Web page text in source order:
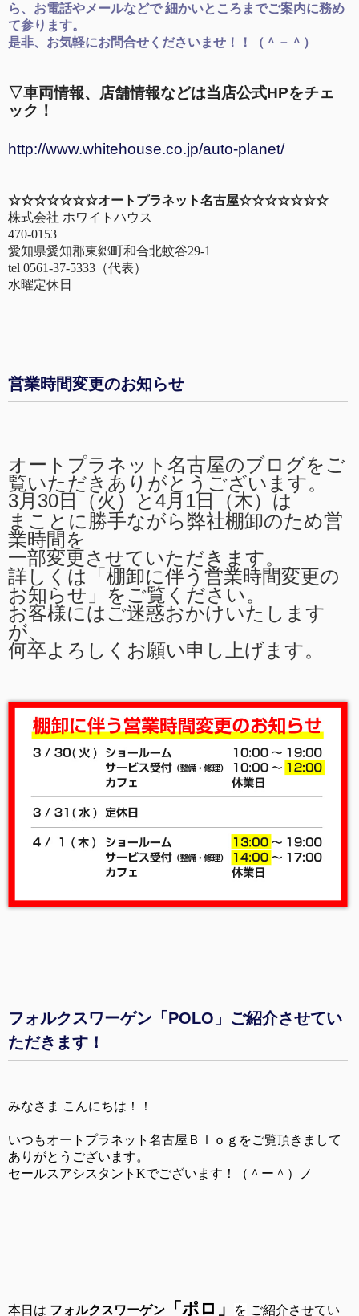
ら、お電話やメールなどで 細かいところまでご案内に務め
て参ります。
是非、お気軽にお問合せくださいませ！！（＾－＾）
▽車両情報、店舗情報などは当店公式HPをチェ
ック！
http://www.whitehouse.co.jp/auto-planet/
☆☆☆☆☆☆☆オートプラネット名古屋☆☆☆☆☆☆☆
株式会社 ホワイトハウス
470-0153
愛知県愛知郡東郷町和合北蚊谷29-1
tel 0561-37-5333（代表）
水曜定休日
営業時間変更のお知らせ
オートプラネット名古屋のブログをご
覧いただきありがとうございます。
3月30日（火）と4月1日（木）は
まことに勝手ながら弊社棚卸のため営
業時間を
一部変更させていただきます。
詳しくは「棚卸に伴う営業時間変更の
お知らせ」をご覧ください。
お客様にはご迷惑おかけいたします
が、
何卒よろしくお願い申し上げます。
フォルクスワーゲン「POLO」ご紹介させてい
ただきます！
みなさま こんにちは！！
いつもオートプラネット名古屋Ｂｌｏｇをご覧頂きまして
ありがとうございます。
セールスアシスタントKでございます！（＾ー＾）ノ
本日は フォルクスワーゲン 「ポロ 」 を ご紹介させてい